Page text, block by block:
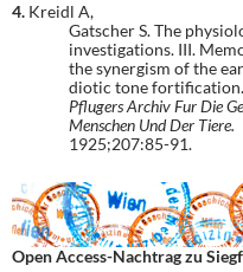
4. Kreidl A,
Gatscher S. The
investigations. III.
the synergism of the
diotic tone fortification.
Pflugers Archiv Fur Die
Menschen Und Der Tiere.
1925;207:85-91.
Open Access-Nachtrag zu